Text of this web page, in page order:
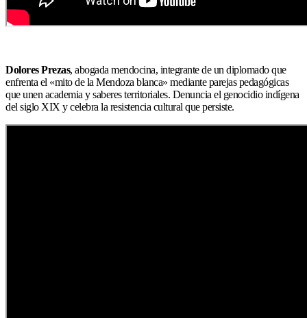
Dolores Prezas, abogada mendocina, integrante de un diplomado que
enfrenta el «mito de la Mendoza blanca» mediante parejas pedagógicas
que unen academia y saberes territoriales. Denuncia el genocidio indígena
del siglo XIX y celebra la resistencia cultural que persiste.